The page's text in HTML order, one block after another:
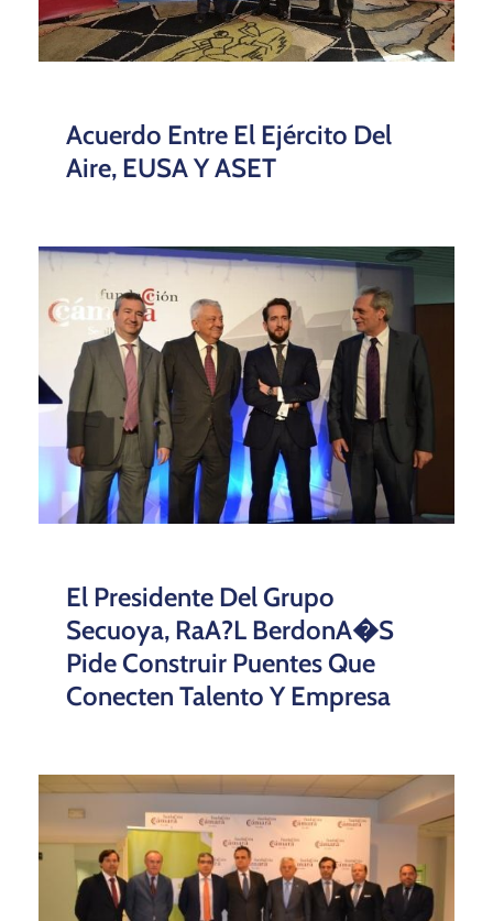
Acuerdo Entre El Ejército Del
Aire, EUSA Y ASET
El Presidente Del Grupo
Secuoya, RaA?l BerdonA�s
Pide Construir Puentes Que
Conecten Talento Y Empresa